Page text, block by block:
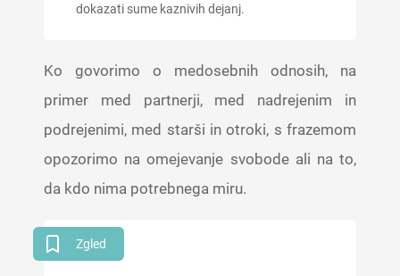
dokazati sume kaznivih dejanj.
Ko govorimo o medosebnih odnosih, na
primer med partnerji, med nadrejenim in
podrejenimi, med starši in otroki, s frazemom
opozorimo na omejevanje svobode ali na to,
da kdo nima potrebnega miru.
Zgled